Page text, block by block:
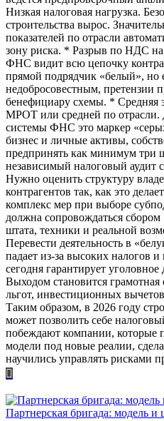
Низкая налоговая нагрузка.
строительства вырос.
показателей по отрасли
зону риска. * Разрыв по НДС на
ФНС видит всю цепочку
прямой подрядчик «белый», но
недобросовестным, претензии
бенефициару схемы. * Средняя
МРОТ или средней по отрасли.
системы ФНС это маркер
бизнес и личные активы,
предпринять как минимум три
независимый налоговый аудит
Нужно оценить структуру
контрагентов так, как это
комплекс мер при выборе
должна сопровождаться
штата, техники и реальной
Перевести деятельность в
падает из-за высоких налогов
сегодня гарантирует
Выходом становится грамотная
льгот, инвестиционных
Таким образом, в 2026 году
может позволить себе
побеждают компании, которые
модели под новые реалии,
научились управлять рисками
Партнерская бригада: модель